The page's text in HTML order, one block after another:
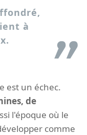
à
est un échec.
de
l'époque où le
comme